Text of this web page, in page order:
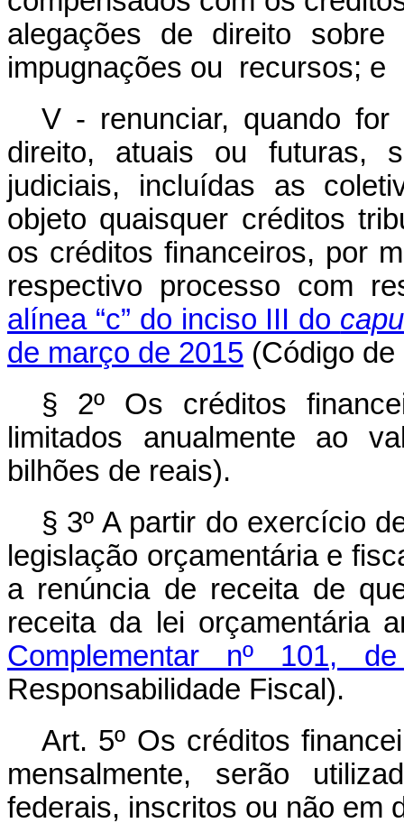
alegações de direito
impugnações ou recursos; e
V - renunciar, quando
direito, atuais ou futuras,
judiciais, incluídas as
objeto quaisquer créditos
os créditos financeiros, por
respectivo processo com
alínea “c” do inciso III do
de março de 2015 (Código
§ 2º Os créditos
limitados anualmente ao
bilhões de reais).
§ 3º A partir do exercício
legislação orçamentária e
a renúncia de receita de
receita da lei orçamentária
Complementar nº 101,
Responsabilidade Fiscal).
Art. 5º Os créditos
mensalmente, serão
federais, inscritos ou não em